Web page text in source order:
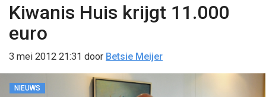
Kiwanis Huis krijgt 11.000
euro
3 mei 2012 21:31 door Betsie Meijer
NIEUWS